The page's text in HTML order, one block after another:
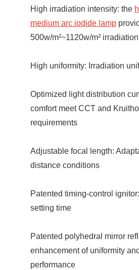
High irradiation intensity: the
medium arc iodide lamp
500w/m²~1120w/m²
High uniformity: Irradiation
Optimized light distribution
comfort meet CCT and
requirements
Adjustable focal length:
distance conditions
Patented timing-control
setting time
Patented polyhedral mirror
enhancement of uniformity
performance